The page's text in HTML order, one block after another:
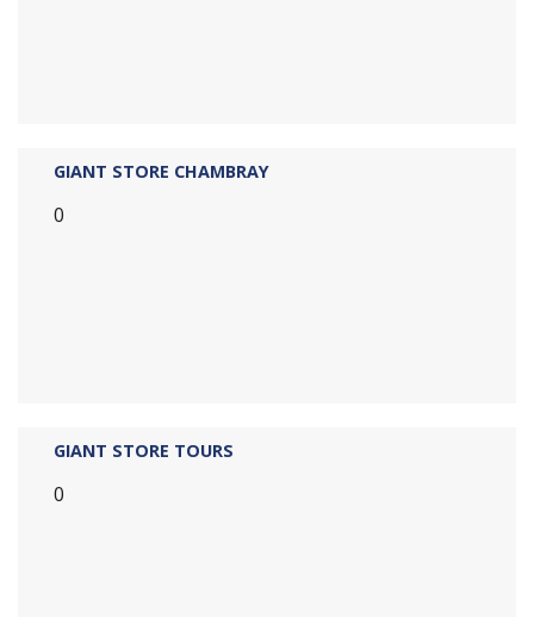
GIANT STORE CHAMBRAY
0
GIANT STORE TOURS
0